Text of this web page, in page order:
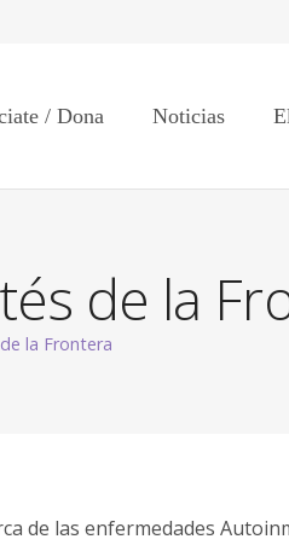
/ Dona Noticias
de la
la Frontera
de las enfermedades